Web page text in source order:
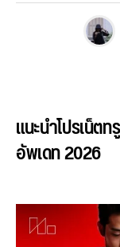
แนะนำโปรเน็ต
อัพเดท 2026